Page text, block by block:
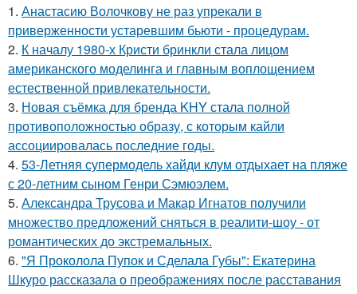
1. Анастасию Волочкову не раз упрекали в
приверженности устаревшим бьюти - процедурам.
2. К началу 1980-х Кристи бринкли стала лицом
американского моделинга и главным воплощением
естественной привлекательности.
3. Новая съёмка для бренда KHY стала полной
противоположностью образу, с которым кайли
ассоциировалась последние годы.
4. 53-Летняя супермодель хайди клум отдыхает на пляже
с 20-летним сыном Генри Сэмюэлем.
5. Александра Трусова и Макар Игнатов получили
множество предложений сняться в реалити-шоу - от
романтических до экстремальных.
6. "Я Проколола Пупок и Сделала Губы": Екатерина
Шкуро рассказала о преображениях после расставания